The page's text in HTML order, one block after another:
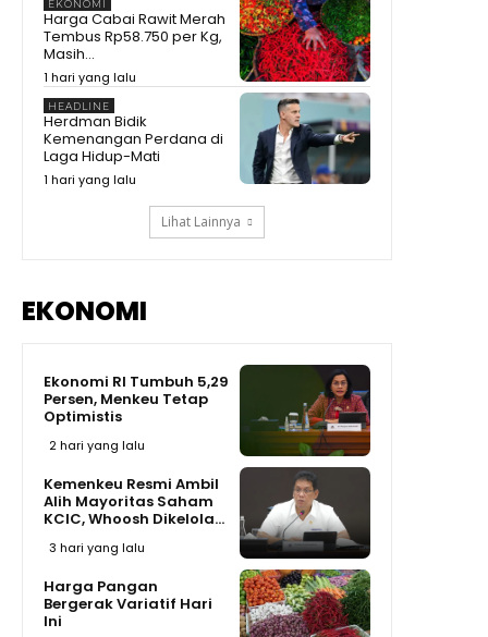
Peneliti BRIN Saat Pamer
Teknologi Nuklir Indonesia
08:44
Pecah Rekor Lagi! Sherly Bawa
Maluku Utara Tetap Jadi Raja
Pertumbuhan Ekonomi
Indonesia!
Momen Prabowo Teguk Air
Olahan BRIN! Celetuk: Kalau Bu
Mega Minum, Masa Prabowo
Tidak
09:05
EKONOMI
Harga Cabai Rawit Merah
Tembus Rp58.750 per Kg,
Masih...
1 hari yang lalu
HEADLINE
Herdman Bidik
Kemenangan Perdana di
Laga Hidup-Mati
1 hari yang lalu
Lihat Lainnya
EKONOMI
Ekonomi RI Tumbuh 5,29
Persen, Menkeu Tetap
Optimistis
2 hari yang lalu
Kemenkeu Resmi Ambil
Alih Mayoritas Saham
KCIC, Whoosh Dikelola...
3 hari yang lalu
Harga Pangan
Bergerak Variatif Hari
Ini